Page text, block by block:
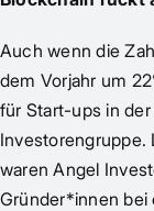
Auch wenn die
dem Vorjahr um
für Start-ups in
waren Angel
Gründer*innen bei